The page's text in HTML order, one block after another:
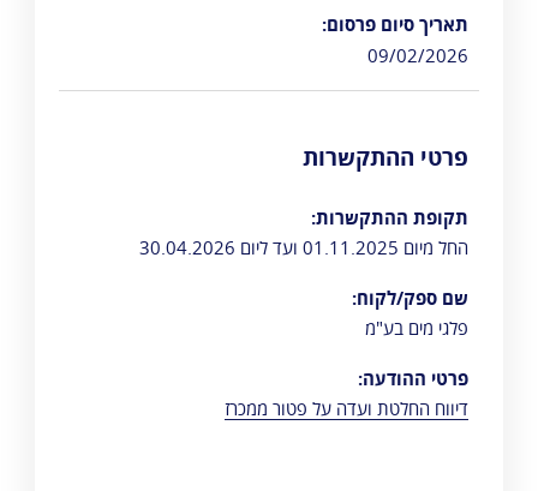
תאריך סיום פרסום:
09/02/2026
פרטי ההתקשרות
תקופת ההתקשרות:
החל מיום 01.11.2025 ועד ליום 30.04.2026
שם ספק/לקוח:
פלגי מים בע"מ
פרטי ההודעה:
דיווח החלטת ועדה על פטור ממכרז